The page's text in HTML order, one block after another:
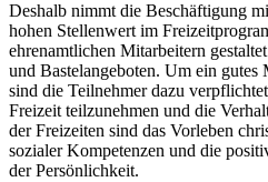
Deshalb nimmt die Beschäftigung
hohen Stellenwert im
ehrenamtlichen Mitarbeitern
und Bastelangeboten. Um ein gutes
sind die Teilnehmer dazu
Freizeit teilzunehmen und die
der Freizeiten sind das Vorleben
sozialer Kompetenzen und die
der Persönlichkeit.